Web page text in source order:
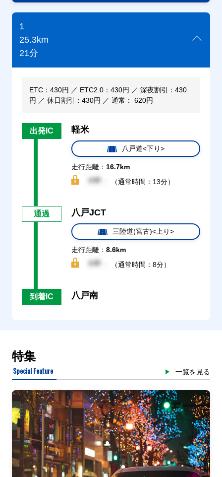
1
25.3km
21分
ETC：430円 ／ ETC2.0：430円 ／ 深夜割引：430
円 ／ 休日割引：430円 ／ 通常： 620円
出発IC 軽米
八戸道<下り>
走行距離： 16.7km
（通常時間：13分）
通過 八戸JCT
三陸道(宮古)<上り>
走行距離： 8.6km
（通常時間：8分）
到着IC 八戸南
特集
Special Feature 一覧を見る